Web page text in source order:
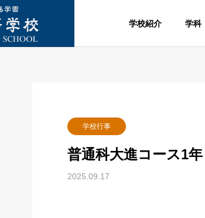
学校紹介 学科
学校行事
普通科大進コース1
2025.09.17